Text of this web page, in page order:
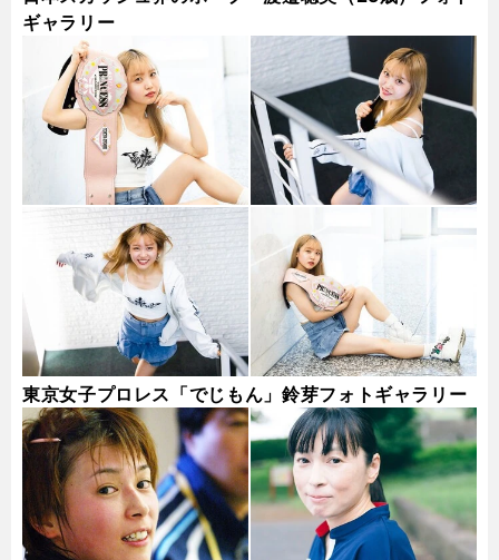
ギャラリー
東京女子プロレス「でじもん」鈴芽フォトギャラリー